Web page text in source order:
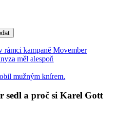
a proč si Karel Gott